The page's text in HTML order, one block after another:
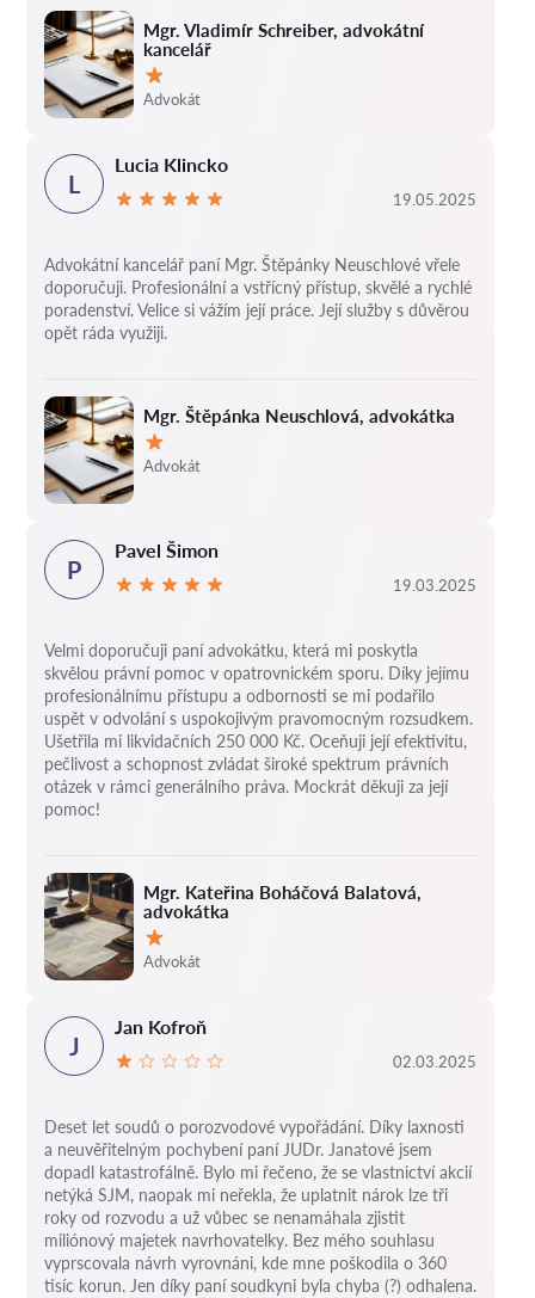
Mgr. Vladimír Schreiber, advokátní
kancelář
Hodnocení:
Advokát
Mgr. Štěpánka Neuschlová, advokátka
Hodnocení:
Advokát
L
Lucia Klincko
19.05.2025
Advokátní kancelář paní Mgr. Štěpánky Neuschlové vřele
doporučuji. Profesionální a vstřícný přístup, skvělé a rychlé
poradenství. Velice si vážím její práce. Její služby s důvěrou
opět ráda využiji.
Mgr. Kateřina Boháčová Balatová,
advokátka
Hodnocení:
Advokát
P
Pavel Šimon
19.03.2025
Velmi doporučuji paní advokátku, která mi poskytla
skvělou právní pomoc v opatrovnickém sporu. Díky jejímu
profesionálnímu přístupu a odbornosti se mi podařilo
uspět v odvolání s uspokojivým pravomocným rozsudkem.
Ušetřila mi likvidačních 250 000 Kč. Oceňuji její efektivitu,
pečlivost a schopnost zvládat široké spektrum právních
otázek v rámci generálního práva. Mockrát děkuji za její
pomoc!
J
Jan Kofroň
02.03.2025
Deset let soudů o porozvodové vypořádání. Díky laxnosti
a neuvěřitelným pochybení paní JUDr. Janatové jsem
dopadl katastrofálně. Bylo mi řečeno, že se vlastnictví akcií
netýká SJM, naopak mi neřekla, že uplatnit nárok lze tři
roky od rozvodu a už vůbec se nenamáhala zjistit
miliónový majetek navrhovatelky. Bez mého souhlasu
vyprscovala návrh vyrovnáni, kde mne poškodila o 360
tisíc korun. Jen díky paní soudkyni byla chyba (?) odhalena.